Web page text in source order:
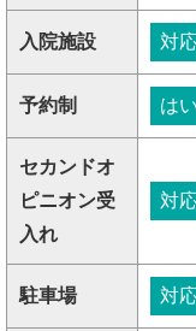
入院施設 対
予約制 はい
セカンドオ
ピニオン受
入れ
対
駐車場 対